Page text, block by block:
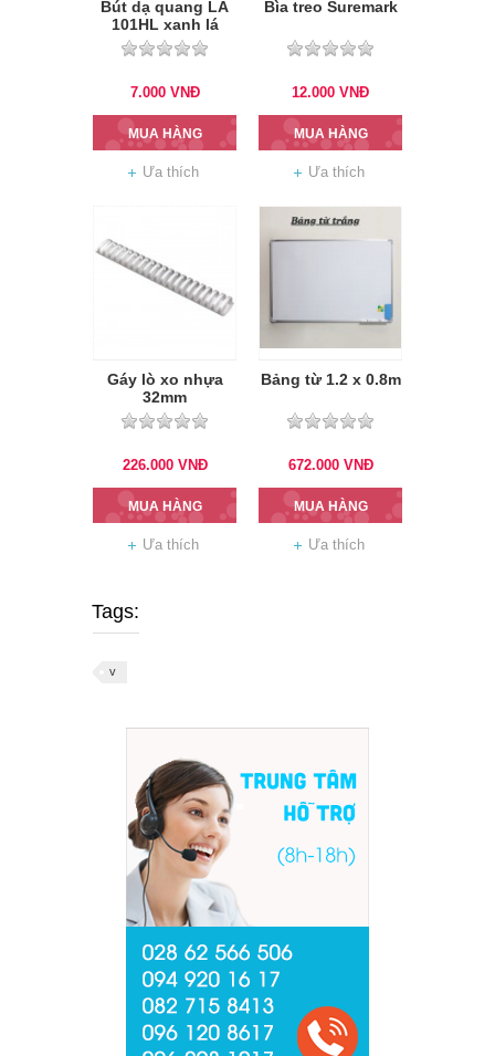
Bút dạ quang LA
101HL xanh lá
7.000 VNĐ
MUA HÀNG
Ưa thích
Bìa treo Suremark
12.000 VNĐ
MUA HÀNG
Ưa thích
Gáy lò xo nhựa
32mm
226.000 VNĐ
MUA HÀNG
Ưa thích
Bảng từ 1.2 x 0.8m
672.000 VNĐ
MUA HÀNG
Ưa thích
Tags:
v